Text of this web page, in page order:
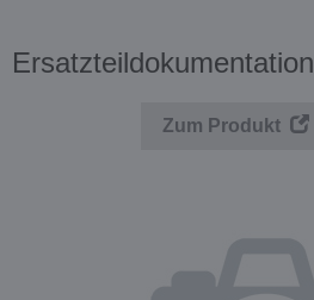
Ersatzteildokumentation
Zum Produkt